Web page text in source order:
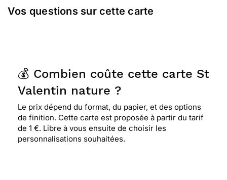
Vos questions sur cette carte
💰 Combien coûte cette carte St
Valentin nature ?
Le prix dépend du format, du papier, et des options
de finition. Cette carte est proposée à partir du tarif
de 1 €. Libre à vous ensuite de choisir les
personnalisations souhaitées.